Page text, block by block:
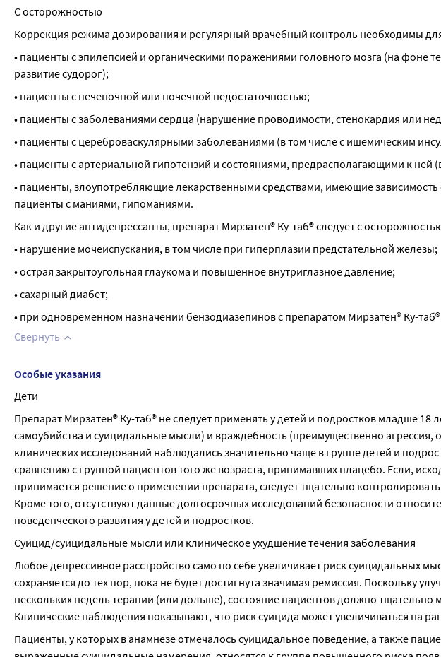
С осторожностью
Коррекция режима дозирования и регулярный врачебный контроль необходимы
• пациенты с эпилепсией и органическими поражениями головного мозга (на фоне
развитие судорог);
• пациенты с печеночной или почечной недостаточностью;
• пациенты с заболеваниями сердца (нарушение проводимости, стенокардия или
• пациенты с цереброваскулярными заболеваниями (в том числе с ишемическим
• пациенты с артериальной гипотензий и состояниями, предрасполагающими к ней
• пациенты, злоупотребляющие лекарственными средствами, имеющие
пациенты с маниями, гипоманиями.
Как и другие антидепрессанты, препарат Мирзатен® Ку-таб® следует с
• нарушение мочеиспускания, в том числе при гиперплазии предстательной железы;
• острая закрытоугольная глаукома и повышенное внутриглазное давление;
• сахарный диабет;
• при одновременном назначении бензодиазепинов с препаратом Мирзатен® Ку-
Свернуть
Особые указания
Дети
Препарат Мирзатен® Ку-таб® не следует применять у детей и подростков младше
самоубийства и суицидальные мысли) и враждебность (преимущественно агрессия,
клинических исследований наблюдались значительно чаще в группе детей и
сравнению с группой пациентов того же возраста, принимавших плацебо. Если,
принимается решение о применении препарата, следует тщательно
Кроме того, отсутствуют данные долгосрочных исследований безопасности
поведенческого развития у детей и подростков.
Суицид/суицидальные мысли или клиническое ухудшение течения заболевания
Любое депрессивное расстройство само по себе увеличивает риск суицидальных
сохраняется до тех пор, пока не будет достигнута значимая ремиссия. Поскольку
нескольких недель терапии (или дольше), состояние пациентов должно тщательно
Клинические наблюдения показывают, что риск суицида может увеличиваться на
Пациенты, у которых в анамнезе отмечалось суицидальное поведение, а также